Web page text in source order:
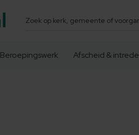
Zoeken
Beroepingswerk Afscheid & intrede